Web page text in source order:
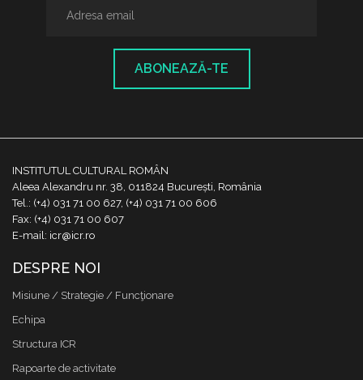
ABONEAZĂ-TE
INSTITUTUL CULTURAL ROMÂN
Aleea Alexandru nr. 38, 011824 București, România
Tel.: (+4) 031 71 00 627, (+4) 031 71 00 606
Fax: (+4) 031 71 00 607
E-mail: icr@icr.ro
DESPRE NOI
Misiune / Strategie / Funcţionare
Echipa
Structura ICR
Rapoarte de activitate